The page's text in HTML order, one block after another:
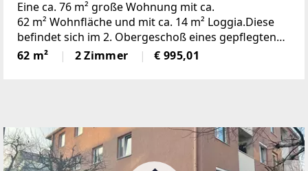
Eine ca. 76 m² große Wohnung mit ca.
62 m² Wohnfläche und mit ca. 14 m² Loggia.Diese
befindet sich im 2. Obergeschoß eines gepflegten
Wohnhauses mit Lift (Zwischengeschoß). Im
Wohnhaus herrscht eine ruhige Atmosphäre mit
62 m² 2 Zimmer € 995,01